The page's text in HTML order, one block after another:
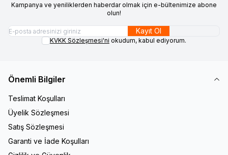
Kampanya ve yeniliklerden haberdar olmak için e-bültenimize abone
olun!
Kayıt Ol
KVKK Sözleşmesi'ni okudum, kabul ediyorum.
Önemli Bilgiler
Teslimat Koşulları
Üyelik Sözleşmesi
Satış Sözleşmesi
Garanti ve İade Koşulları